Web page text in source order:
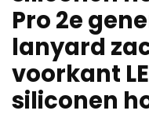
Pro 2e
lanyard
voorkant
siliconen